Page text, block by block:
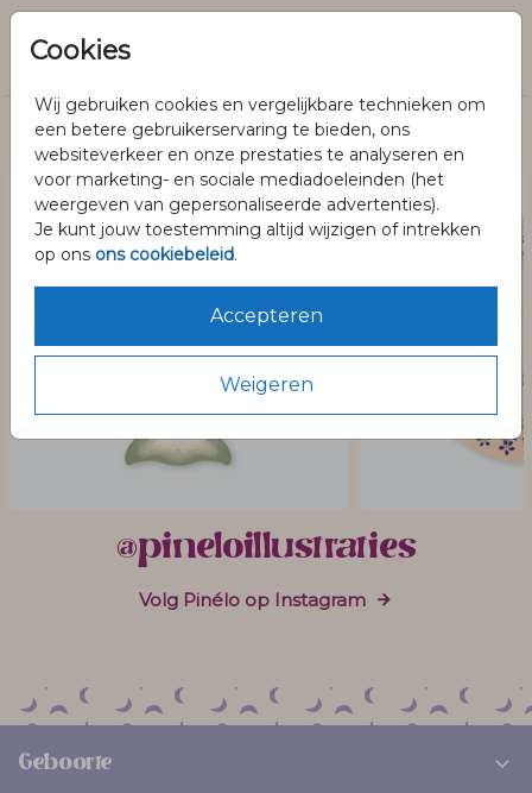
Cookies
Wij gebruiken cookies en vergelijkbare technieken om
een betere gebruikerservaring te bieden, ons
websiteverkeer en onze prestaties te analyseren en
voor marketing- en sociale mediadoeleinden (het
weergeven van gepersonaliseerde advertenties).
Je kunt jouw toestemming altijd wijzigen of intrekken
op ons ons cookiebeleid.
Accepteren
Weigeren
Trouwen
Dit vind je misschien ook leuk
@pineloillustraties
Volg Pinélo op Instagram
Geboorte